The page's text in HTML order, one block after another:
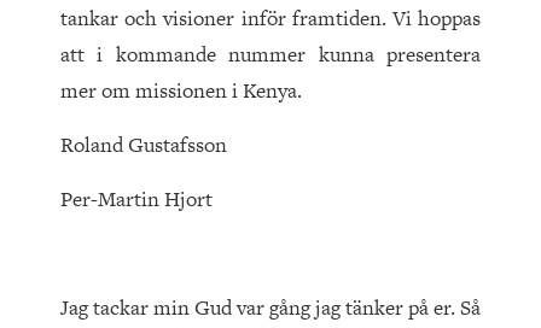
tankar och visioner inför framtiden. Vi hoppas
att i kommande nummer kunna presentera
mer om missionen i Kenya.
Roland Gustafsson
Per-Martin Hjort
Jag tackar min Gud var gång jag tänker på er. Så